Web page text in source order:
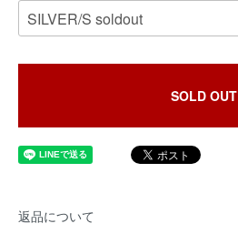
SOLD OUT
返品について